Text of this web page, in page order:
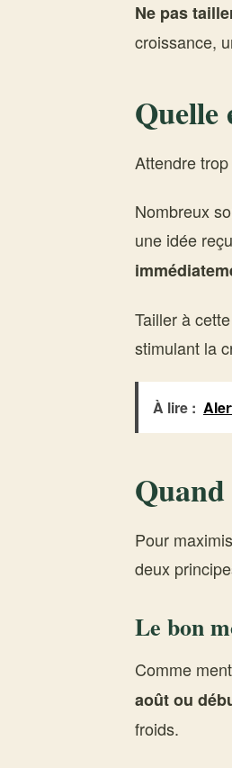
Ne pas
croissance,
Quelle
Attendre
Nombreux
une idée
Tailler à
stimulant la
À lire :
Pour
deux
Le bon
Comme
août ou
froids.